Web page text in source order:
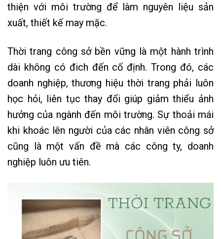
thiện với môi trường để làm nguyên liệu sản
xuất, thiết kế may mặc.
Thời trang công sở bền vững là một hành trình
dài không có đich đến cố định. Trong đó, các
doanh nghiệp, thương hiệu thời trang phải luôn
học hỏi, liên tục thay đổi giúp giảm thiểu ảnh
hưởng của ngành đến môi trường. Sự thoải mái
khi khoác lên người của các nhân viên công sở
cũng là một vấn đề mà các công ty, doanh
nghiệp luôn ưu tiên.